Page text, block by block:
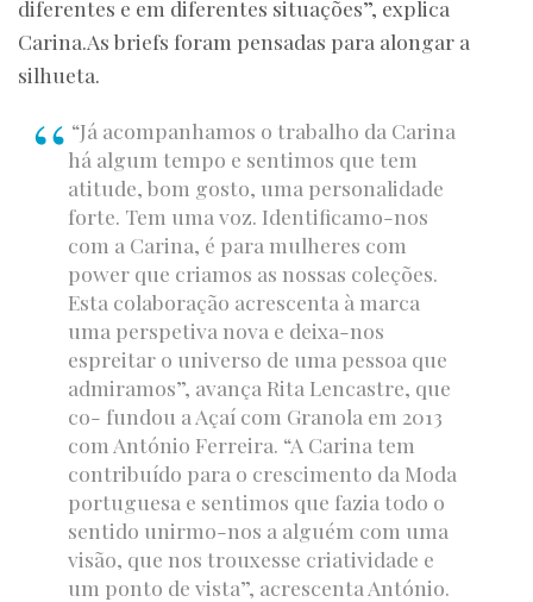
diferentes e em diferentes situações”, explica
Carina.As briefs foram pensadas para alongar a
silhueta.
“Já acompanhamos o trabalho da Carina
há algum tempo e sentimos que tem
atitude, bom gosto, uma personalidade
forte. Tem uma voz. Identificamo-nos
com a Carina, é para mulheres com
power que criamos as nossas coleções.
Esta colaboração acrescenta à marca
uma perspetiva nova e deixa-nos
espreitar o universo de uma pessoa que
admiramos”, avança Rita Lencastre, que
co- fundou a Açaí com Granola em 2013
com António Ferreira. “A Carina tem
contribuído para o crescimento da Moda
portuguesa e sentimos que fazia todo o
sentido unirmo-nos a alguém com uma
visão, que nos trouxesse criatividade e
um ponto de vista”, acrescenta António.